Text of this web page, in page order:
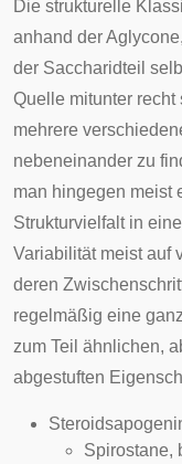
Die strukturelle
anhand der
der Saccharidteil
Quelle mitunter
mehrere
nebeneinander zu
man hingegen meist
Strukturvielfalt in
Variabilität meist auf
deren
regelmäßig eine
zum Teil ähnlichen,
abgestuften
Spirostane,